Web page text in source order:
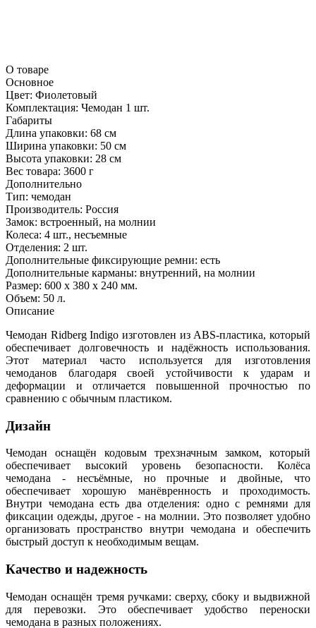
О товаре
Основное
Цвет: Фиолетовый
Комплектация: Чемодан 1 шт.
Габариты
Длина упаковки: 68 см
Ширина упаковки: 50 см
Высота упаковки: 28 см
Вес товара: 3600 г
Дополнительно
Тип: чемодан
Производитель: Россия
Замок: встроенный, на молнии
Колеса: 4 шт., несъемные
Отделения: 2 шт.
Дополнительные фиксирующие ремни: есть
Дополнительные карманы: внутренний, на молнии
Размер: 600 x 380 x 240 мм.
Объем: 50 л.
Описание
Чемодан Ridberg Indigo изготовлен из ABS-пластика, который
обеспечивает долговечность и надёжность использования.
Этот материал часто используется для изготовления
чемоданов благодаря своей устойчивости к ударам и
деформации и отличается повышенной прочностью по
сравнению с обычным пластиком.
Дизайн
Чемодан оснащён кодовым трехзначным замком, который
обеспечивает высокий уровень безопасности. Колёса
чемодана - несъёмные, но прочные и двойные, что
обеспечивает хорошую манёвренность и проходимость.
Внутри чемодана есть два отделения: одно с ремнями для
фиксации одежды, другое - на молнии. Это позволяет удобно
организовать пространство внутри чемодана и обеспечить
быстрый доступ к необходимым вещам.
Качество и надежность
Чемодан оснащён тремя ручками: сверху, сбоку и выдвижной
для перевозки. Это обеспечивает удобство переноски
чемодана в разных положениях.